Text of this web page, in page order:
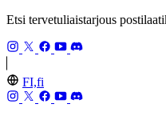
Etsi tervetuliaistarjous
FI,fi